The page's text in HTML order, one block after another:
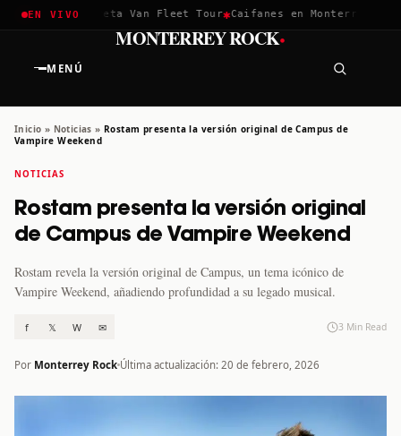
EN VIVO
2026 ✱Greta Van Fleet Tour✱Caifanes en Monterrey · 12
MENÚ
MONTERREY ROCK·
Inicio » Noticias » Rostam presenta la versión original de Campus de
Vampire Weekend
NOTICIAS
Rostam presenta la versión original
de Campus de Vampire Weekend
Rostam revela la versión original de Campus, un tema icónico de
Vampire Weekend, añadiendo profundidad a su legado musical.
f 𝕏 W ✉ 3 Min Read
Por Monterrey Rock Última actualización: 20 de febrero, 2026